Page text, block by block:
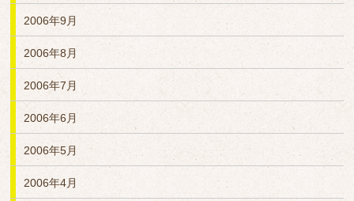
2006年9月
2006年8月
2006年7月
2006年6月
2006年5月
2006年4月